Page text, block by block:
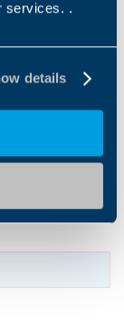
services. .
details